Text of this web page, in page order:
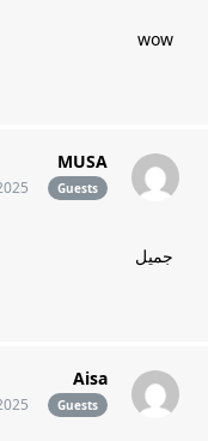
wow
MUSA
Guests
جميل
Aisa
Guests